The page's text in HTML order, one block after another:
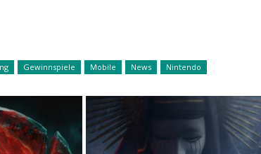
Gewinnspiele Mobile News Nintendo